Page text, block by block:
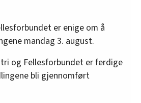
er enige om å
mandag 3. august.
og Fellesforbundet er ferdige
bli gjennomført